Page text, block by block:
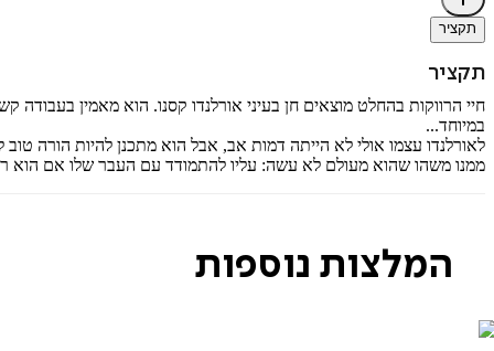
תקציר
תקציר
חיי הרווקות בהחלט מוצאים חן בעיני אורלנדו קסנו. הוא מאמין
במיוחד...
לאורלנדו עצמו אולי לא הייתה דמות אב, אבל הוא מתכנן להיות הורה
ממנו משהו שהוא מעולם לא עשה: עליו להתמודד עם העבר שלו אם הוא
המלצות נוספות